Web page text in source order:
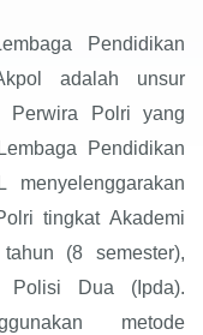
Pendidikan
adalah unsur
Perwira Polri yang
Pendidikan
tingkat Akademi
(8 semester),
Polisi Dua (Ipda).
metode